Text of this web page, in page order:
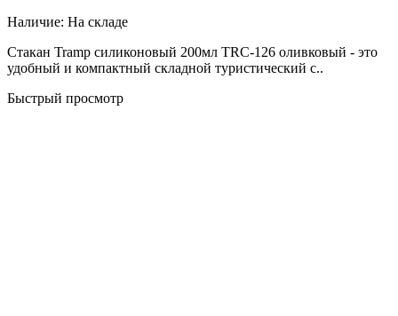
Наличие: На складе
Стакан Tramp силиконовый 200мл TRC-126 оливковый - это
удобный и компактный складной туристический с..
Быстрый просмотр